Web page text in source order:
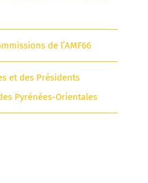
de l’AMF66
et des Présidents
Pyrénées-Orientales